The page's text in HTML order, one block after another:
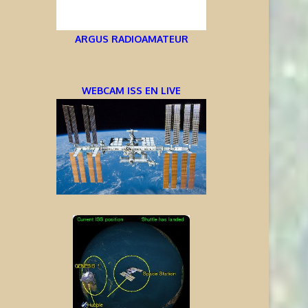
ARGUS RADIOAMATEUR
WEBCAM ISS EN LIVE